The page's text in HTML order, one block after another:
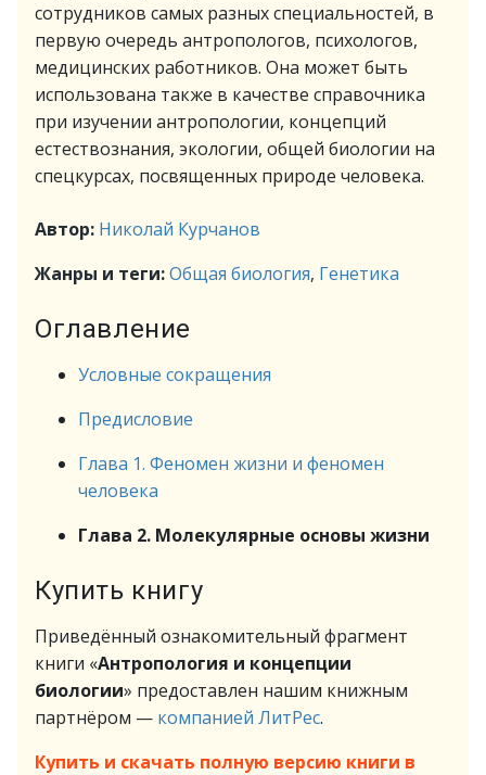
сотрудников самых разных специальностей, в
первую очередь антропологов, психологов,
медицинских работников. Она может быть
использована также в качестве справочника
при изучении антропологии, концепций
естествознания, экологии, общей биологии на
спецкурсах, посвященных природе человека.
Автор: Николай Курчанов
Жанры и теги:Общая биология, Генетика
Оглавление
Условные сокращения
Предисловие
Глава 1. Феномен жизни и феномен
человека
Глава 2. Молекулярные основы жизни
Купить книгу
Приведённый ознакомительный фрагмент
книги «Антропология и концепции
биологии» предоставлен нашим книжным
партнёром — компанией ЛитРес.
Купить и скачать полную версию книги в